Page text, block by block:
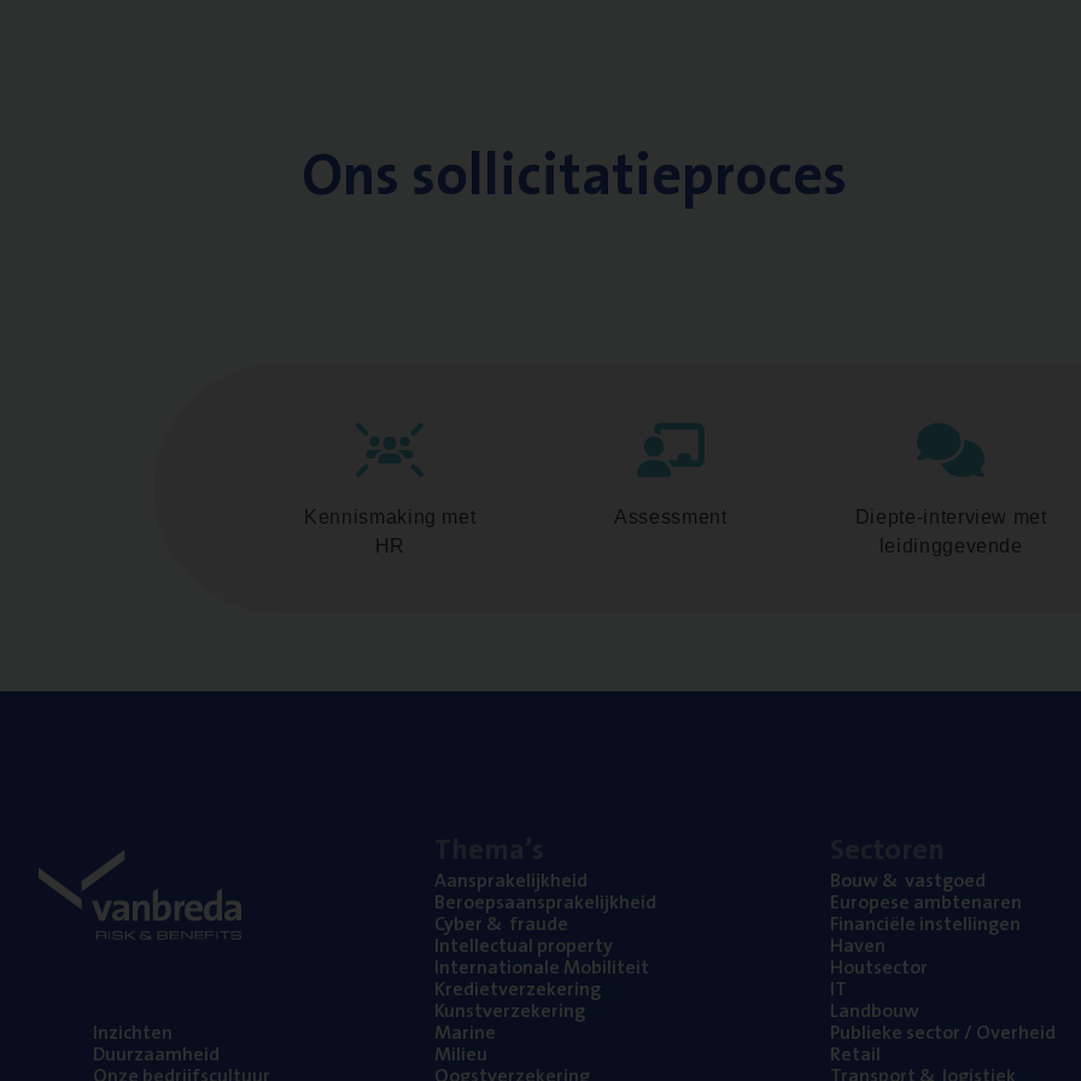
Ons sollicitatieproces
Kennismaking met
HR
Assessment
Diepte-interview met
leidinggevende
Inzich­ten
Duur­zaam­heid
Aan­spra­ke­lijk­heid
Beroeps­aan­spra­ke­lijk­heid
Cyber& fraude
Intel­lec­tu­al property
Inter­na­ti­o­na­le Mobiliteit
Kre­diet­ver­ze­ke­ring
Kunst­ver­ze­ke­ring
Mari­ne
Mili­eu
Bouw& vastgoed
Euro­pe­se ambtenaren
Finan­ci­ë­le instellingen
Haven
Hout­sec­tor
IT
Land­bouw
Publie­ke sec­tor / Overheid
Retail